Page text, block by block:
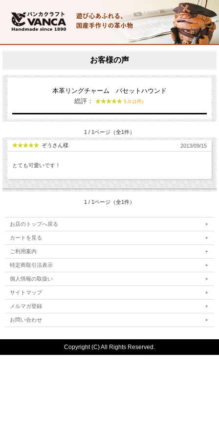
お客様の声
本革リングチャーム バセットハウンド
総評：
5.0 (1件)
1 / 1ページ（全1件）
ぞうさん様 2013/09/15
とても可愛いです！
1 / 1ページ（全1件）
お店のトップへ戻る
カートを見る
ご利用案内
特定商取引法表示
個人情報の取扱い
サイトマップ
メルマガ登録
お問い合わせ
Copyright (C) All Rights Reserved.